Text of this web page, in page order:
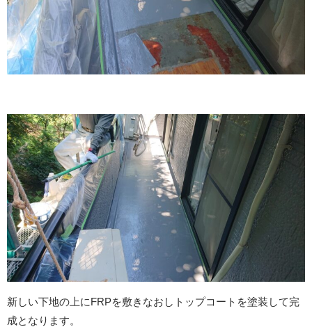
新しい下地の上にFRPを敷きなおしトップコートを塗装して完
成となります。